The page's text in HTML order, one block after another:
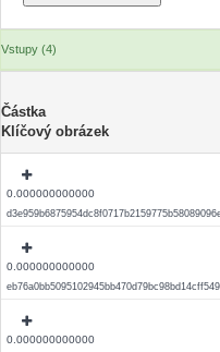
Vstupy (4)
Částka
Klíčový obrázek
0.000000000000
0.000000000000
0.000000000000